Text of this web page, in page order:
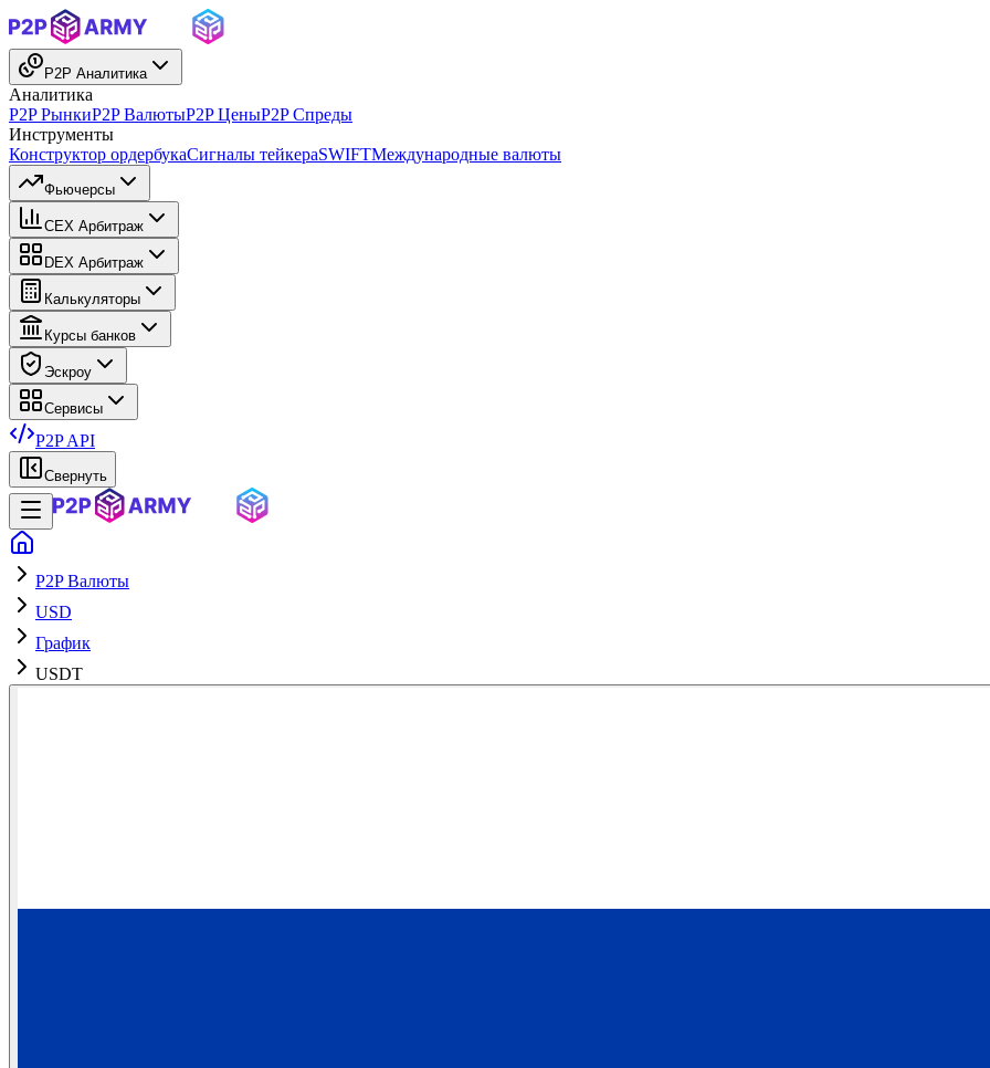
P2P Аналитика
Аналитика
P2P РынкиP2P ВалютыP2P ЦеныP2P Спреды
Инструменты
Конструктор ордербукаСигналы тейкераSWIFTМеждународные валюты
Фьючерсы
CEX Арбитраж
DEX Арбитраж
Калькуляторы
Курсы банков
Эскроу
Сервисы
P2P API
Свернуть
P2P Валюты
USD
График
USDT